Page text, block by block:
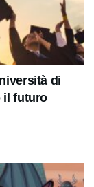
di
il futuro